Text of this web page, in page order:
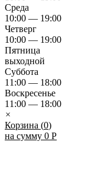
Среда
10:00 — 19:00
Четверг
10:00 — 19:00
Пятница
выходной
Суббота
11:00 — 18:00
Воскресенье
11:00 — 18:00
×
Корзина (0)
на сумму 0 Р